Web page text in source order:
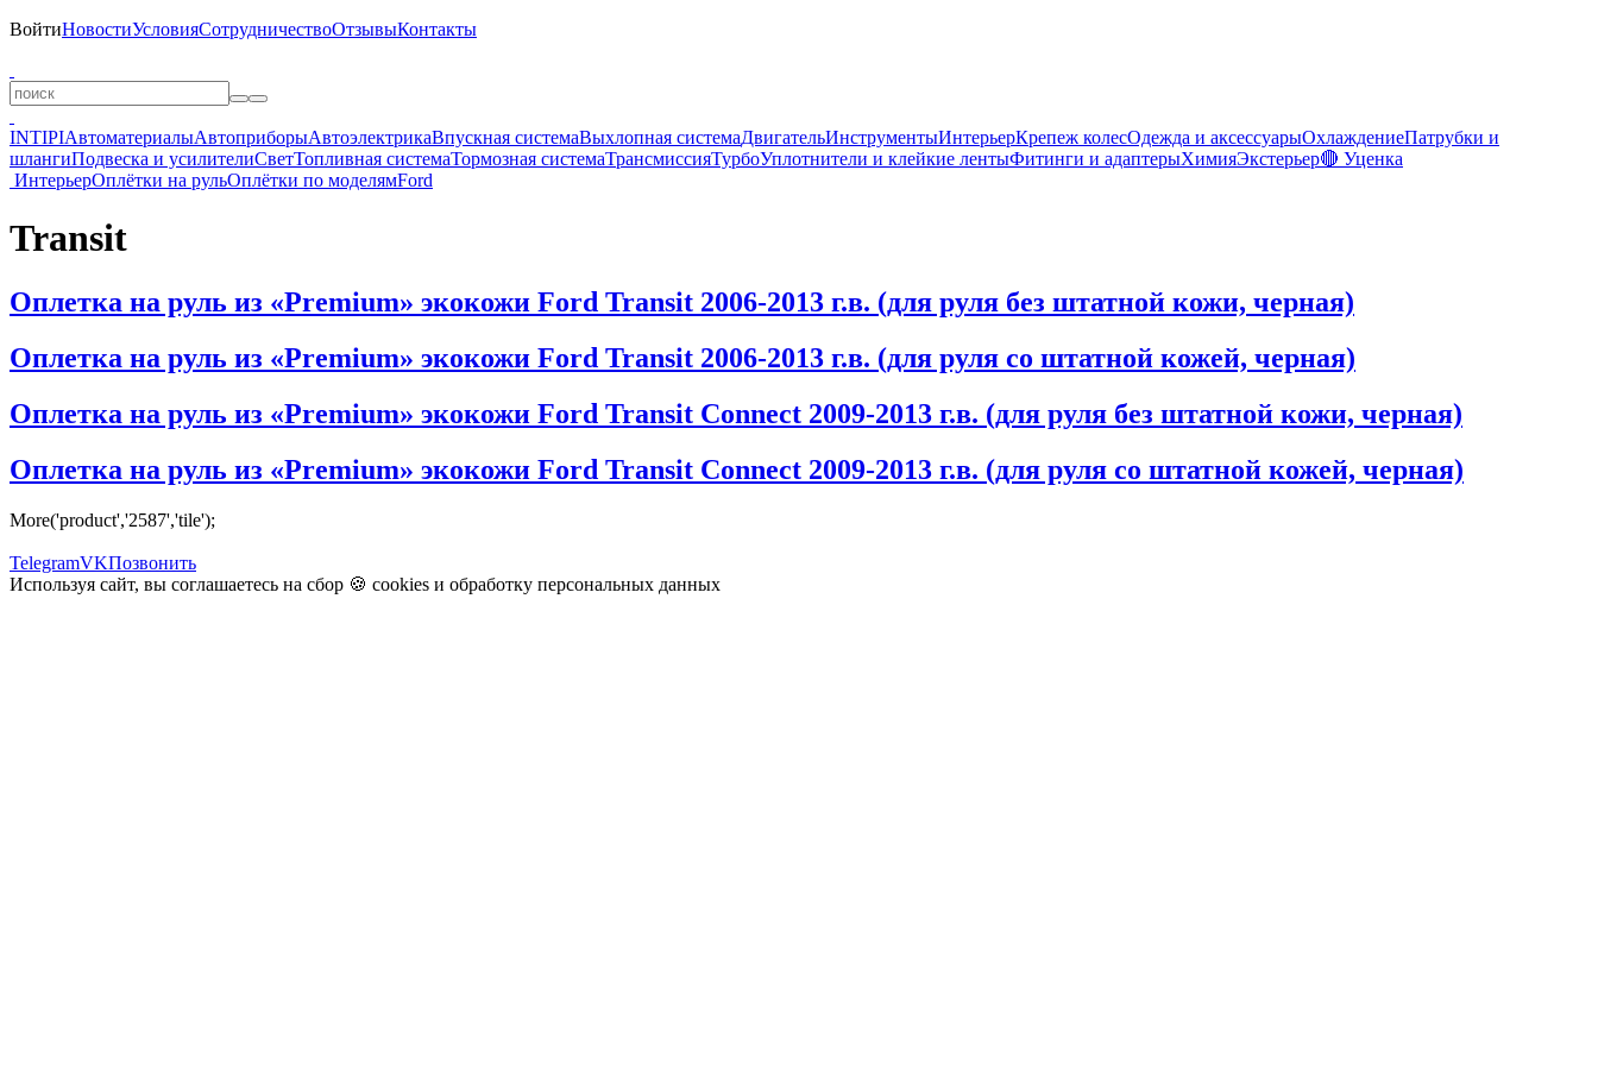
ВойтиНовостиУсловияСотрудничествоОтзывыКонтакты
INTIPIАвтоматериалыАвтоприборыАвтоэлектрикаВпускная системаВыхлопная системаДвигательИнструментыИнтерьерКрепеж колесОдежда и аксессуарыОхлаждениеПатрубки и
шлангиПодвеска и усилителиСветТопливная системаТормозная системаТрансмиссияТурбоУплотнители и клейкие лентыФитинги и адаптерыХимияЭкстерьер🔴 Уценка
ИнтерьерОплётки на рульОплётки по моделямFord
Transit
Оплетка на руль из «Premium» экокожи Ford Transit 2006-2013 г.в. (для руля без штатной кожи, черная)
Оплетка на руль из «Premium» экокожи Ford Transit 2006-2013 г.в. (для руля со штатной кожей, черная)
Оплетка на руль из «Premium» экокожи Ford Transit Connect 2009-2013 г.в. (для руля без штатной кожи, черная)
Оплетка на руль из «Premium» экокожи Ford Transit Connect 2009-2013 г.в. (для руля со штатной кожей, черная)
More('product','2587','tile');
TelegramVKПозвонить
Используя сайт, вы соглашаетесь на сбор 🍪 cookies и обработку персональных данных